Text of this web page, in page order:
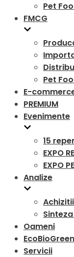
Pet
FMCG
Pet
E-
PREMIUM
Evenimente
15
EXPO
EXPO
Analize
Achizitii
Oameni
EcoBioGreen
Servicii